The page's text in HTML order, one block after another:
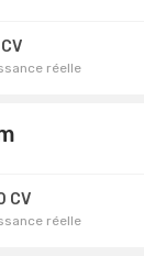
réelle
CV
réelle